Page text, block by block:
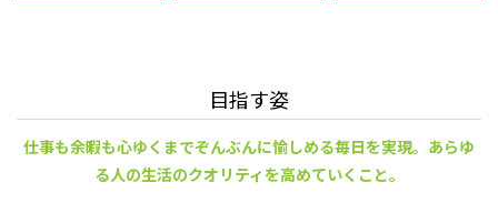
目指す姿
仕事も余暇も心ゆくまでぞんぶんに愉しめる毎日を実現。 あらゆ
る人の生活のクオリティを高めていくこと。